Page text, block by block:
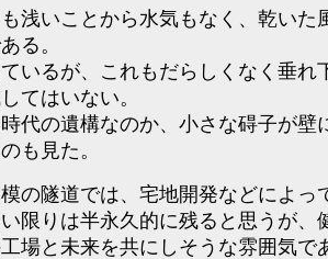
浅いことから水気もなく、乾いた
る。
いるが、これもだらしくなく垂れ
てはいない。
代の遺構なのか、小さな碍子が壁
も見た。
の隧道では、宅地開発などによっ
限りは半永久的に残ると思うが、
場と未来を共にしそうな雰囲気で